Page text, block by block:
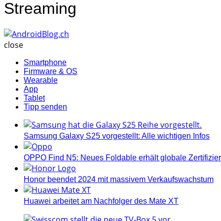
Streaming
close
Smartphone
Firmware & OS
Wearable
App
Tablet
Tipp senden
Samsung Galaxy S25 vorgestellt: Alle wichtigen Infos
OPPO Find N5: Neues Foldable erhält globale
Honor beendet 2024 mit massivem Verkaufswachstum
Huawei arbeitet am Nachfolger des Mate XT